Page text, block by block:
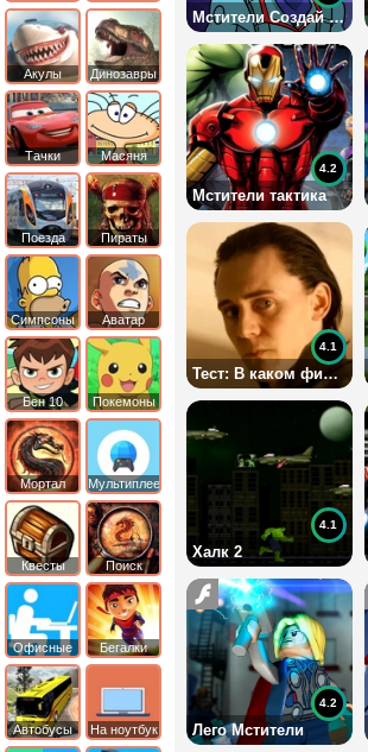
Мстители Создай Стража Галактики
Мстители тактика
4.2
Тест: В каком фильме играет Локи?
4.1
Халк 2
4.1
Лего Мстители
4.2
нетворк
Акулы Динозавры
Тачки Масяня
Поезда
Пираты
Карибского
Моря
Симпсоны
Аватар
легенда об
Аанге
Бен 10 Покемоны
Мортал
комбат
Мультиплеер
Квесты
Поиск
предметов
Офисные Бегалки
Автобусы На ноутбук